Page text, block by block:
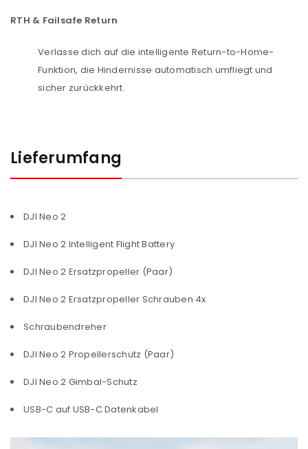
ANMELDEN
Anmeldeformular geschützt durch
Angemeldet bleiben
ANMELDEN
RTH & Failsafe Return
Verlasse dich auf die intelligente Return-to-Home-
Funktion, die Hindernisse automatisch umfliegt und
sicher zurückkehrt.
Lieferumfang
DJI Neo 2
DJI Neo 2 Intelligent Flight Battery
DJI Neo 2 Ersatzpropeller (Paar)
DJI Neo 2 Ersatzpropeller Schrauben 4x
Schraubendreher
DJI Neo 2 Propellerschutz (Paar)
DJI Neo 2 Gimbal-Schutz
USB-C auf USB-C Datenkabel